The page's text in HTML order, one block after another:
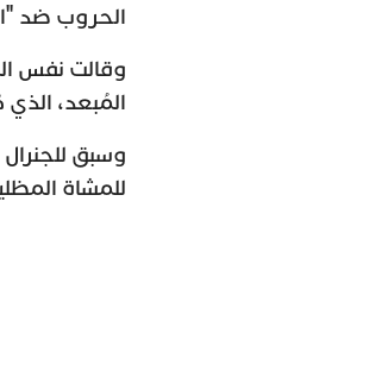
الحروب ضد
وقالت نفس
المُبعد،
وسبق
للمشاة المظليين، وعمل ما